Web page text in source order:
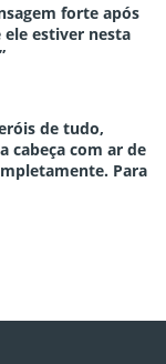
forte após
ele estiver nesta
de tudo,
cabeça com ar de
Para